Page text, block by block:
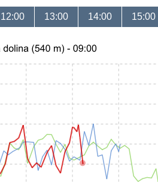
12:00 13:00 14:00 15:00